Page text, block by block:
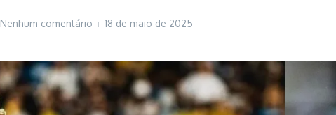
Nenhum comentário 18 de maio de 2025